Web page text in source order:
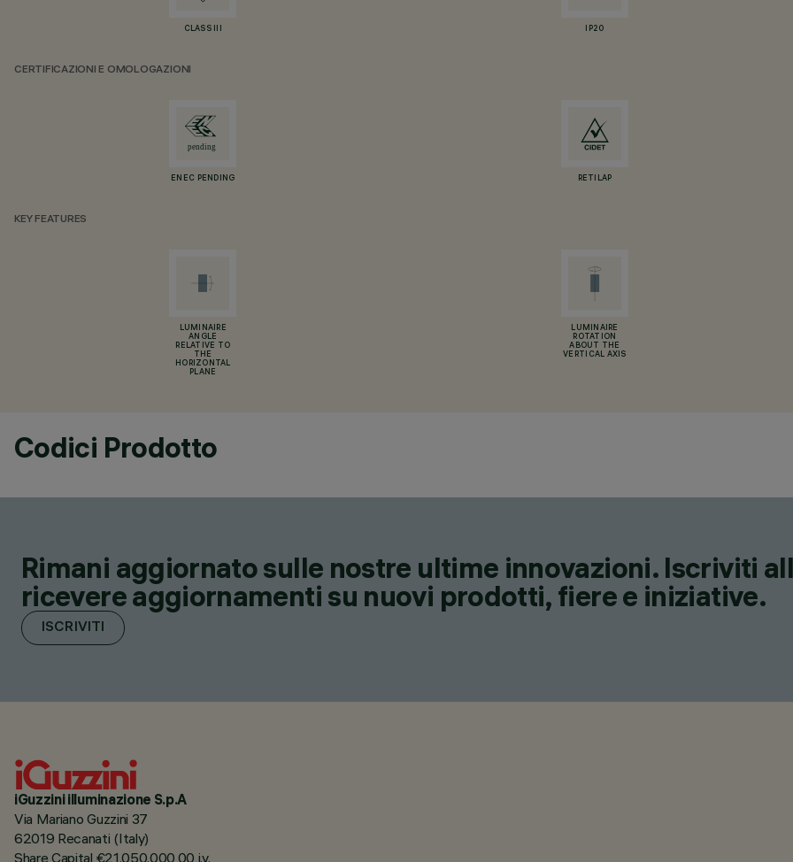
CLASS III IP20
CERTIFICAZIONI E OMOLOGAZIONI
ENEC PENDING RETILAP
KEY FEATURES
LUMINAIRE
ANGLE
RELATIVE TO
THE
HORIZONTAL
PLANE
LUMINAIRE
ROTATION
ABOUT THE
VERTICAL AXIS
Codici Prodotto
Rimani aggiornato sulle nostre ultime innovazioni. Iscriviti
ricevere aggiornamenti su nuovi prodotti, fiere e iniziative.
ISCRIVITI
iGuzzini illuminazione S.p.A
Via Mariano Guzzini 37
62019 Recanati (Italy)
Share Capital €21.050.000,00 i.v.